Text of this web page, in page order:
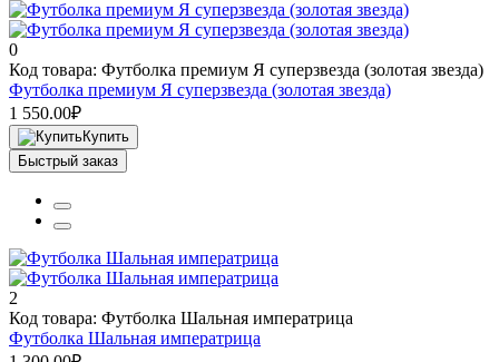
0
Код товара: Футболка премиум Я суперзвезда (золотая звезда)
Футболка премиум Я суперзвезда (золотая звезда)
1 550.00₽
Купить
Быстрый заказ
2
Код товара: Футболка Шальная императрица
Футболка Шальная императрица